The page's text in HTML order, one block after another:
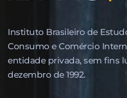
Instituto Brasileiro de
Consumo e Comércio
entidade privada, sem fins
dezembro de 1992.